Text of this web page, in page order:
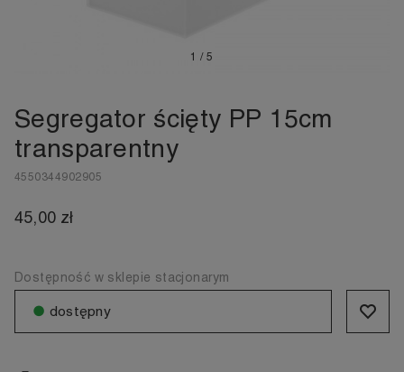
1 /5
Segregator ścięty PP 15cm
transparentny
4550344902905
45,00 zł
Dostępność w sklepie stacjonarym
● dostępny